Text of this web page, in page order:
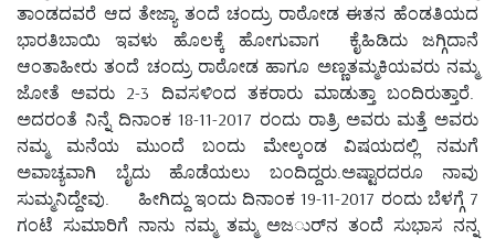
ತಾಂಡದವರೆ ಆದ ತೇಜ್ಯಾ ತಂದೆ ಚಂದ್ರು ರಾಠೋಡ ಈತನ ಹೆಂಡತಿಯದ
ಭಾರತಿಬಾಯಿ ಇವಳು ಹೊಲಕ್ಕೆ ಹೋಗುವಾಗ ಕೈಹಿಡಿದು ಜಗ್ಗಿದಾನೆ
ಆಂತಾಹೀರು ತಂದೆ ಚಂದ್ರು ರಾಠೋಡ ಹಾಗೂ ಅಣ್ಣತಮ್ಮಕಿಯವರು ನಮ್ಮ
ಜೋತೆ ಅವರು 2-3 ದಿವಸಳಿಂದ ತಕರಾರು ಮಾಡುತ್ತಾ ಬಂದಿರುತ್ತಾರೆ.
ಅದರಂತೆ ನಿನ್ನೆ ದಿನಾಂಕ 18-11-2017 ರಂದು ರಾತ್ರಿ ಅವರು ಮತ್ತೆ ಅವರು
ನಮ್ಮ ಮನೆಯ ಮುಂದೆ ಬಂದು ಮೇಲ್ಕಂಡ ವಿಷಯದಲ್ಲಿ ನಮಗೆ
ಅವಾಚ್ಯವಾಗಿ ಬೈದು ಹೊಡೆಯಲು ಬಂದಿದ್ದರು.ಅಷ್ಟಾರದರೂ ನಾವು
ಸುಮ್ಮನಿದ್ದೇವು. ಹೀಗಿದ್ದು ಇಂದು ದಿನಾಂಕ 19-11-2017 ರಂದು ಬೆಳಗ್ಗೆ 7
ಗಂಟೆ ಸುಮಾರಿಗೆ ನಾನು ನಮ್ಮ ತಮ್ಮ ಅಜರ್ುನ ತಂದೆ ಸುಭಾಸ ನನ್ನ